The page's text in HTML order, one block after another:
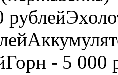
- 5 000